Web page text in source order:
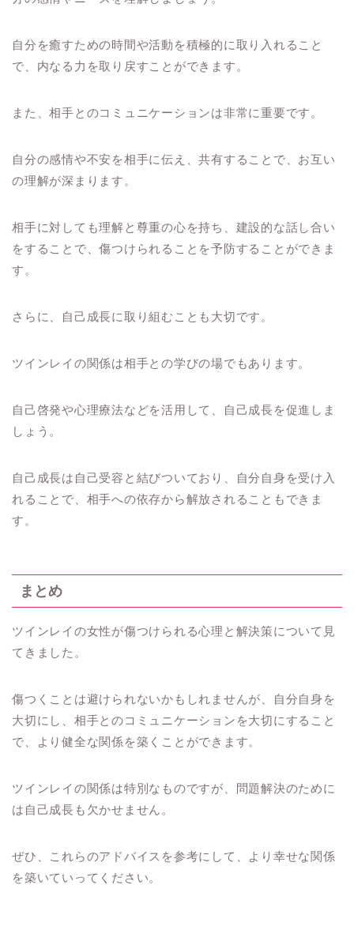
自分を癒すための時間や活動を積極的に取り入れること
で、内なる力を取り戻すことができます。
また、相手とのコミュニケーションは非常に重要です。
自分の感情や不安を相手に伝え、共有することで、お互い
の理解が深まります。
相手に対しても理解と尊重の心を持ち、建設的な話し合い
をすることで、傷つけられることを予防することができま
す。
さらに、自己成長に取り組むことも大切です。
ツインレイの関係は相手との学びの場でもあります。
自己啓発や心理療法などを活用して、自己成長を促進しま
しょう。
自己成長は自己受容と結びついており、自分自身を受け入
れることで、相手への依存から解放されることもできま
す。
まとめ
ツインレイの女性が傷つけられる心理と解決策について見
てきました。
傷つくことは避けられないかもしれませんが、自分自身を
大切にし、相手とのコミュニケーションを大切にすること
で、より健全な関係を築くことができます。
ツインレイの関係は特別なものですが、問題解決のために
は自己成長も欠かせません。
ぜひ、これらのアドバイスを参考にして、より幸せな関係
を築いていってください。